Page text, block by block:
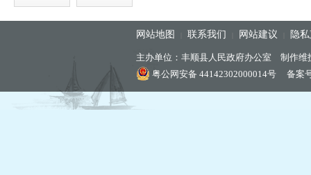
网站地图 联系我们 网站建议 隐
主办单位：丰顺县人民政府办公室 制作维
粤公网安备 44142302000014号
备案